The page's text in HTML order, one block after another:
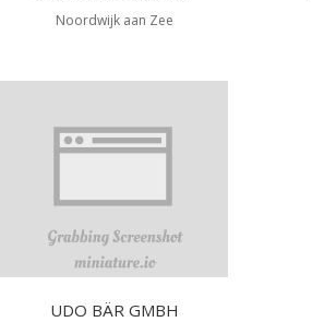
Noordwijk aan Zee
UDO BÄR GMBH